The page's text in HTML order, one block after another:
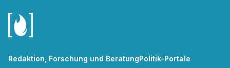
Redaktion, Forschung und BeratungPolitik-Portale